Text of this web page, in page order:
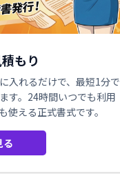
もり
入れるだけで、最短1分で
す。24時間いつでも利用
使える正式書式です。
る